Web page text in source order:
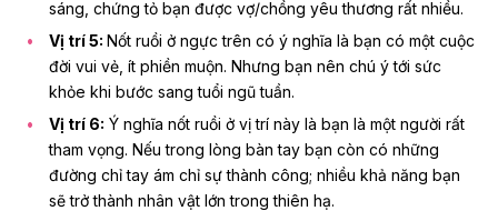
sáng, chứng tỏ bạn được vợ/chồng yêu thương rất nhiều.
Vị trí 5: Nốt ruồi ở ngực trên có ý nghĩa là bạn có một cuộc
đời vui vẻ, ít phiền muộn. Nhưng bạn nên chú ý tới sức
khỏe khi bước sang tuổi ngũ tuần.
Vị trí 6: Ý nghĩa nốt ruồi ở vị trí này là bạn là một người rất
tham vọng. Nếu trong lòng bàn tay bạn còn có những
đường chỉ tay ám chỉ sự thành công; nhiều khả năng bạn
sẽ trở thành nhân vật lớn trong thiên hạ.